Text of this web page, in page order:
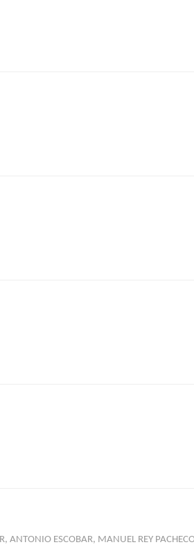
ANTONIO ESCOBAR, MANUEL REY